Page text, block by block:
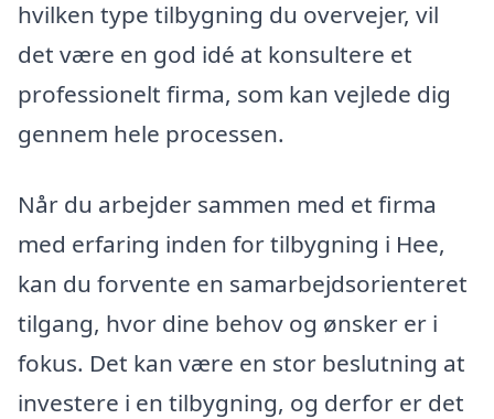
hvilken type tilbygning du overvejer, vil
det være en god idé at konsultere et
professionelt firma, som kan vejlede dig
gennem hele processen.
Når du arbejder sammen med et firma
med erfaring inden for tilbygning i Hee,
kan du forvente en samarbejdsorienteret
tilgang, hvor dine behov og ønsker er i
fokus. Det kan være en stor beslutning at
investere i en tilbygning, og derfor er det